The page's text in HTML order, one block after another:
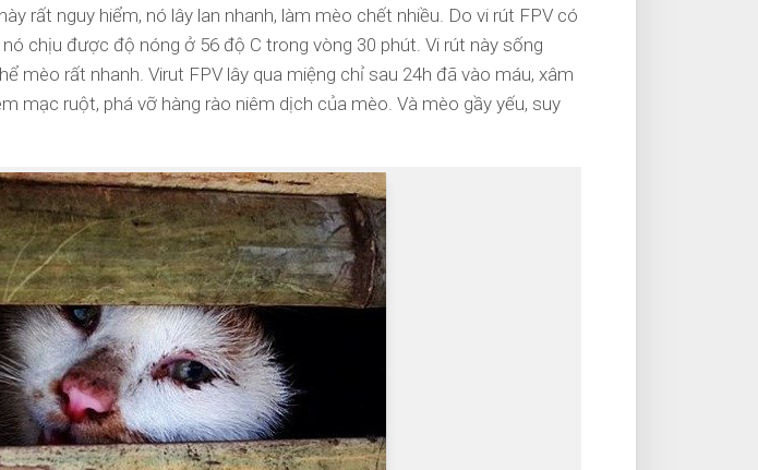
rất nguy hiểm, nó lây lan nhanh, làm mèo chết nhiều. Do vi rút FPV có
chịu được độ nóng ở 56 độ C trong vòng 30 phút. Vi rút này sống
mèo rất nhanh. Virut FPV lây qua miệng chỉ sau 24h đã vào máu, xâm
mạc ruột, phá vỡ hàng rào niêm dịch của mèo. Và mèo gầy yếu, suy